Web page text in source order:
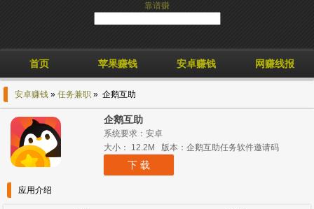
靠谱赚
首页 苹果赚钱 安卓赚钱 网赚线报
安卓赚钱 » 任务兼职 » 企鹅互助
企鹅互助
系统要求：安卓
大小： 12.2M 版本：企鹅互助任务软件邀请码
下 载
应用介绍